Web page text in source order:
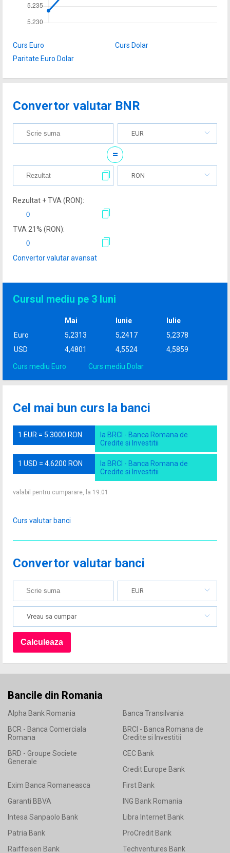
Curs Euro
Curs Dolar
Paritate Euro Dolar
Convertor valutar BNR
EUR
=
RON
Rezultat + TVA (RON):
TVA 21% (RON):
Convertor valutar avansat
Cursul mediu pe 3 luni
Mai Iunie
Iulie
Euro
5,2313 5,2417
5,2378
USD
4,4801 4,5524 4,5859
Curs mediu Euro Curs mediu Dolar
Cel mai bun curs la banci
1 EUR = 5.3000 RON
la BRCI - Banca Romana de
Credite si Investitii
1 USD = 4.6200 RON
la BRCI - Banca Romana de
Credite si Investitii
valabil pentru cumparare, la 19.01
Curs valutar banci
Convertor valutar banci
EUR
Vreau sa cumpar
Bancile din Romania
Alpha Bank Romania
Banca Transilvania
BCR - Banca Comerciala
Romana
BRCI - Banca Romana de
Credite si Investitii
BRD - Groupe Societe
Generale
CEC Bank
Credit Europe Bank
Exim Banca Romaneasca
First Bank
Garanti BBVA
ING Bank Romania
Intesa Sanpaolo Bank
Libra Internet Bank
Patria Bank
ProCredit Bank
Raiffeisen Bank
Techventures Bank